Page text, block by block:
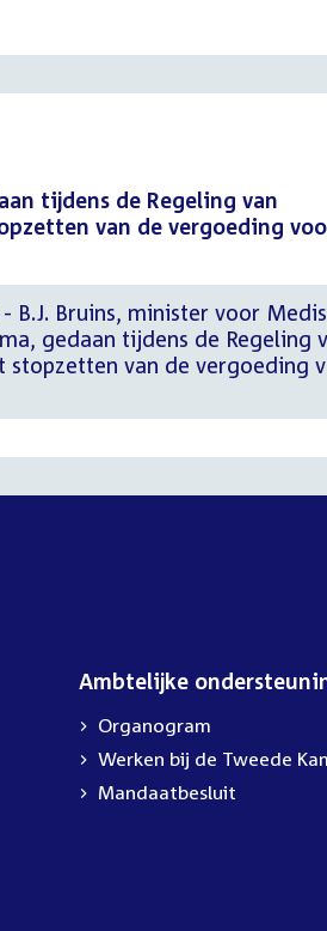
tijdens de Regeling van
van de vergoeding
B.J. Bruins, minister voor
gedaan tijdens de Regeling
stopzetten van de vergoeding
Ambtelijke
Organogram
External
link:
Werken bij de Tweede
Mandaatbesluit